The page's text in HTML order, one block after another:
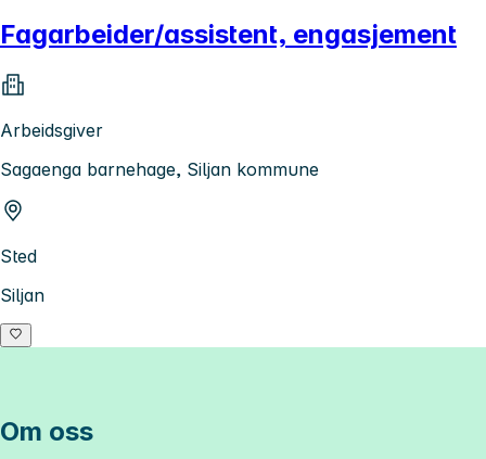
Fagarbeider/assistent, engasjement
Arbeidsgiver
Sagaenga barnehage, Siljan kommune
Sted
Siljan
Om oss